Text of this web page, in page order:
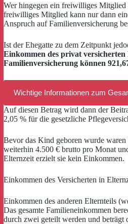
Wer hingegen ein freiwilliges Mitglied
freiwilliges Mitglied kann nur dann
Anspruch auf Familienversicherung
Ist der Ehegatte zu dem Zeitpunkt
Einkommen des privat versicherten
Familienversicherung können
Wichtige Informationen zum
Auf diesen Betrag wird dann der
2,05 % für die gesetzliche
Bevor das Kind geboren wurde
weiterhin 4.500 € brutto pro Monat
Elternzeit erzielt sie kein Einkommen.
Einkommen des Versicherten in
Einkommen des anderen Elternteils
Das gesamte Familieneinkommen
durch zwei geteilt werden und beträgt